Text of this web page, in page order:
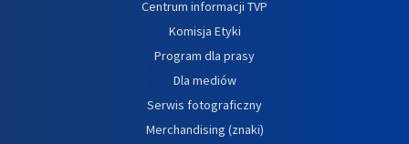
Centrum informacji TVP
Komisja Etyki
Program dla prasy
Dla mediów
Serwis fotograficzny
Merchandising (znaki)